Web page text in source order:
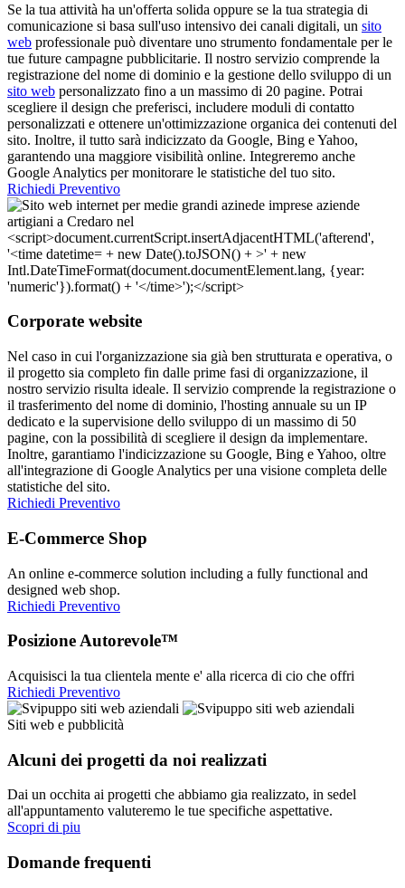
Se la tua attività ha un'offerta solida oppure se la tua strategia di
comunicazione si basa sull'uso intensivo dei canali digitali, un sito
web professionale può diventare uno strumento fondamentale per le
tue future campagne pubblicitarie. Il nostro servizio comprende la
registrazione del nome di dominio e la gestione dello sviluppo di un
sito web personalizzato fino a un massimo di 20 pagine. Potrai
scegliere il design che preferisci, includere moduli di contatto
personalizzati e ottenere un'ottimizzazione organica dei contenuti del
sito. Inoltre, il tutto sarà indicizzato da Google, Bing e Yahoo,
garantendo una maggiore visibilità online. Integreremo anche
Google Analytics per monitorare le statistiche del tuo sito.
Richiedi Preventivo
Corporate website
Nel caso in cui l'organizzazione sia già ben strutturata e operativa, o
il progetto sia completo fin dalle prime fasi di organizzazione, il
nostro servizio risulta ideale. Il servizio comprende la registrazione o
il trasferimento del nome di dominio, l'hosting annuale su un IP
dedicato e la supervisione dello sviluppo di un massimo di 50
pagine, con la possibilità di scegliere il design da implementare.
Inoltre, garantiamo l'indicizzazione su Google, Bing e Yahoo, oltre
all'integrazione di Google Analytics per una visione completa delle
statistiche del sito.
Richiedi Preventivo
E-Commerce Shop
An online e-commerce solution including a fully functional and
designed web shop.
Richiedi Preventivo
Posizione Autorevole™
Acquisisci la tua clientela mente e' alla ricerca di cio che offri
Richiedi Preventivo
Siti web e pubblicità
Alcuni dei progetti da noi realizzati
Dai un occhita ai progetti che abbiamo gia realizzato, in sedel
all'appuntamento valuteremo le tue specifiche aspettative.
Scopri di piu
Domande frequenti